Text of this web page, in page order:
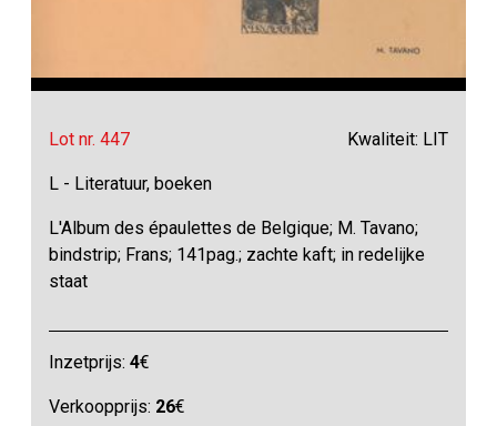
Lot nr. 447 Kwaliteit: LIT
L - Literatuur, boeken
L'Album des épaulettes de Belgique; M. Tavano;
bindstrip; Frans; 141pag.; zachte kaft; in redelijke
staat
Inzetprijs:4€
Verkoopprijs: 26€